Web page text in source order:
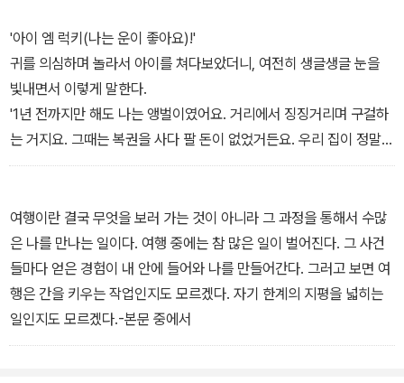
고 살아가는 원래 주민들의 역사와 현재 모습을 따뜻한 시선으로 생
생하게 전한다.
<바람의 딸, 걸어서 지구 세 바퀴 반 3> 인도차이나 반도, 남부아시
아
나라가 우리처럼 나라를 빼앗긴 경험이 있고 아직까지도 크고 작은
분쟁으로 사회적 혼란을 겪고 있다. 이들의 어려움이 바로 우리의 어
제이기에 저자는 진심으로 안타까워한다.
<바람의 딸, 걸어서 지구 세 바퀴 반 4> 몽골, 중국, 티베트
건 아닐까.-본문 중에서
'아이 엠 럭키(나는 운이 좋아요)!'
귀를 의심하며 놀라서 아이를 쳐다보았더니, 여전히 생글생글 눈을
빛내면서 이렇게 말한다.
'1년 전까지만 해도 나는 앵벌이였어요. 거리에서 징징거리며 구걸하
는 거지요. 그때는 복권을 사다 팔 돈이 없었거든요. 우리 집이 정말
가난했어요.
막노동을 하는 아버지가 피를 팔아서 먹을 것을 사야 했으니까요. 그
러다가 내가 돈을 조금 모아 복권을 팔기 시작했어요. 지금은 구걸하
지 않아서 얼마나 좋은지 몰라요. 우리 언니는 아직도 구걸을 하고 있
는데, 언니는 복권 파는 것보다 그게 더 좋대요, 바보같이.'-본문 중에
서
여행이란 결국 무엇을 보러 가는 것이 아니라 그 과정을 통해서 수많
은 나를 만나는 일이다. 여행 중에는 참 많은 일이 벌어진다. 그 사건
들마다 얻은 경험이 내 안에 들어와 나를 만들어간다. 그러고 보면 여
행은 간을 키우는 작업인지도 모르겠다. 자기 한계의 지평을 넓히는
일인지도 모르겠다.-본문 중에서